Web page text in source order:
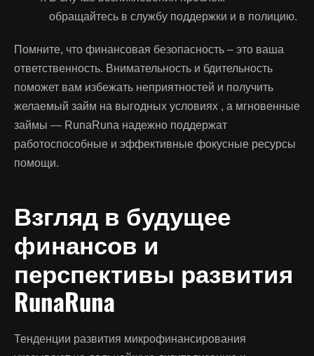
обращайтесь в службу поддержки и в полицию.
Помните, что финансовая безопасность – это ваша
ответственность. Внимательность и бдительность
поможет вам избежать неприятностей и получить
желаемый займ на выгодных условиях , а мгновенные
займы — RunaRuna надежно поддержат
работоспособные и эффективные фокусные ресурсы
помощи.
Взгляд в будущее
финансов и
перспективы развития
RunaRuna
Тенденции развития микрофинансирования